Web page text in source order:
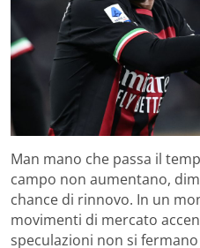
Man mano che passa il
campo non aumentano,
chance di rinnovo. In un
movimenti di mercato
speculazioni non si